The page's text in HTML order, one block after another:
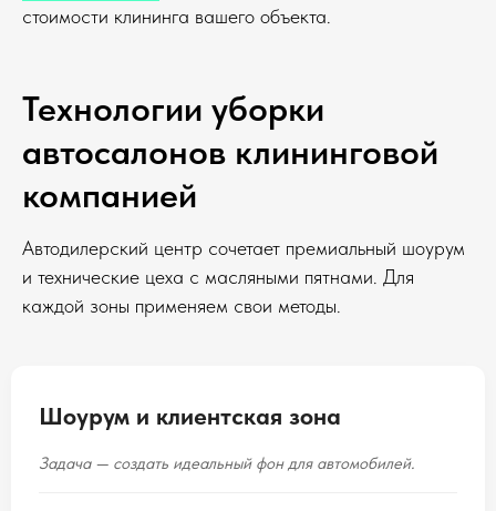
стоимости клининга вашего объекта.
Технологии уборки
автосалонов клининговой
компанией
Автодилерский центр сочетает премиальный шоурум
и технические цеха с масляными пятнами. Для
каждой зоны применяем свои методы.
Шоурум и клиентская зона
Задача — создать идеальный фон для автомобилей.